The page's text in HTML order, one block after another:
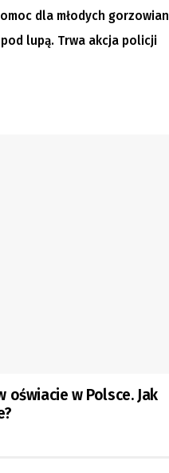
dla młodych gorzowian
lupą. Trwa akcja policji
oświacie w Polsce. Jak